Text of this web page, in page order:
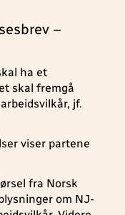
–
ha et
skal fremgå
jf.
viser partene
fra Norsk
om NJ-